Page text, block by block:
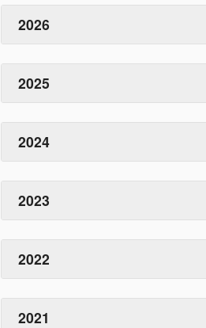
2026
2025
2024
2023
2022
2021